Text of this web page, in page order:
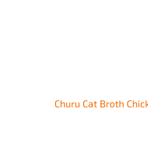
Churu Cat Broth